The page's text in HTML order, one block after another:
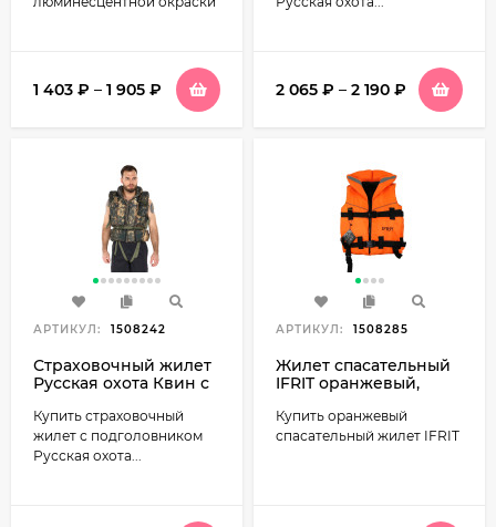
1 403 ₽ – 1 905 ₽ 2 065 ₽ – 2 190 ₽
АРТИКУЛ: 1508242
Страховочный жилет
Русская охота Квин с
камуфляж
Купить страховочный
жилет с подголовником
Русская охота...
АРТИКУЛ: 1508285
Жилет спасательный
IFRIT оранжевый,
Купить оранжевый
спасательный жилет IFRIT